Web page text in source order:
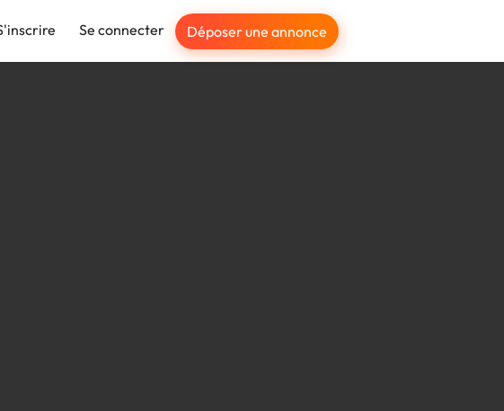
Se connecter Déposer une annonce